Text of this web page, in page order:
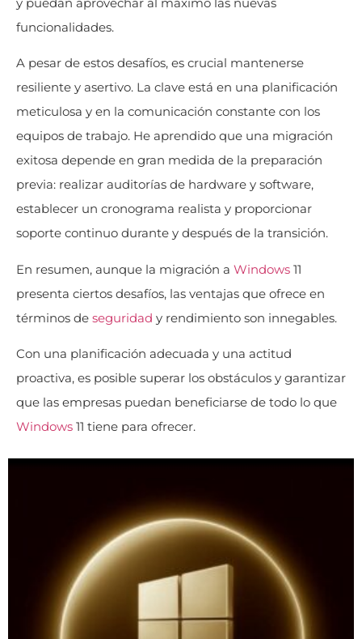
funcionalidades.
A pesar de estos desafíos, es crucial mantenerse
resiliente y asertivo. La clave está en una planificación
meticulosa y en la comunicación constante con los
equipos de trabajo. He aprendido que una migración
exitosa depende en gran medida de la preparación
previa: realizar auditorías de hardware y software,
establecer un cronograma realista y proporcionar
soporte continuo durante y después de la transición.
En resumen, aunque la migración a Windows 11
presenta ciertos desafíos, las ventajas que ofrece en
términos de seguridad y rendimiento son innegables.
Con una planificación adecuada y una actitud
proactiva, es posible superar los obstáculos y garantizar
que las empresas puedan beneficiarse de todo lo que
Windows 11 tiene para ofrecer.